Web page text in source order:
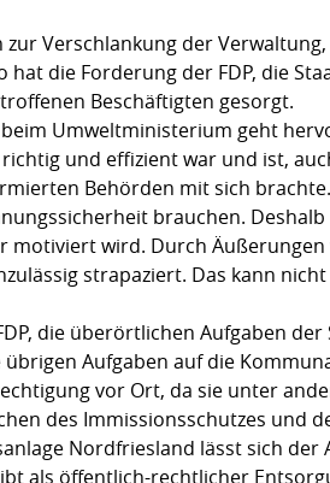
Verschlankung der
die Forderung der FDP, die
Beschäftigten gesorgt.
Umweltministerium geht
und effizient war und ist,
Behörden mit sich
brauchen.
motiviert wird. Durch
strapaziert. Das kann
die überörtlichen Aufgaben
Aufgaben auf die
vor Ort, da sie unter
des Immissionsschutzes und
Nordfriesland lässt sich der
als öffentlich-rechtlicher